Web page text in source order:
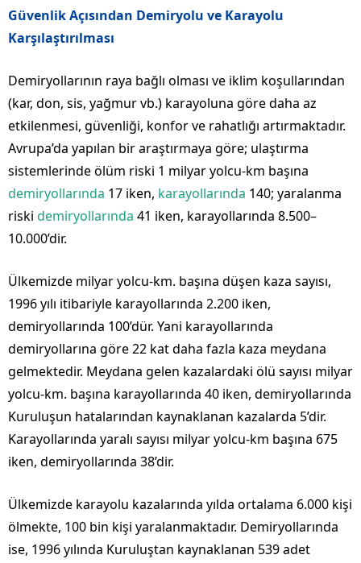
Güvenlik Açısından Demiryolu ve Karayolu
Karşılaştırılması
Demiryollarının raya bağlı olması ve iklim koşullarından
(kar, don, sis, yağmur vb.) karayoluna göre daha az
etkilenmesi, güvenliği, konfor ve rahatlığı artırmaktadır.
Avrupa’da yapılan bir araştırmaya göre; ulaştırma
sistemlerinde ölüm riski 1 milyar yolcu-km başına
demiryollarında 17 iken, karayollarında 140; yaralanma
riski demiryollarında 41 iken, karayollarında 8.500–
10.000’dir.
Ülkemizde milyar yolcu-km. başına düşen kaza sayısı,
1996 yılı itibariyle karayollarında 2.200 iken,
demiryollarında 100’dür. Yani karayollarında
demiryollarına göre 22 kat daha fazla kaza meydana
gelmektedir. Meydana gelen kazalardaki ölü sayısı milyar
yolcu-km. başına karayollarında 40 iken, demiryollarında
Kuruluşun hatalarından kaynaklanan kazalarda 5’dir.
Karayollarında yaralı sayısı milyar yolcu-km başına 675
iken, demiryollarında 38’dir.
Ülkemizde karayolu kazalarında yılda ortalama 6.000 kişi
ölmekte, 100 bin kişi yaralanmaktadır. Demiryollarında
ise, 1996 yılında Kuruluştan kaynaklanan 539 adet